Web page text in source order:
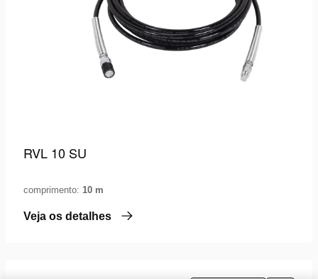
RVL 10 SU
comprimento: 10 m
Veja os detalhes